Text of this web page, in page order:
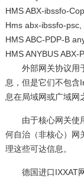
HMS ABX-ibssfo-
Hms abx-ibssfo-
HMS ABC-PDP-B
HMS ANYBUS
外部网关协议用
息，但是它们不包含
息在局域网或广域网
由于核心网关使
何自治（非核心）网
理这些可达信息。
德国进口IXXAT